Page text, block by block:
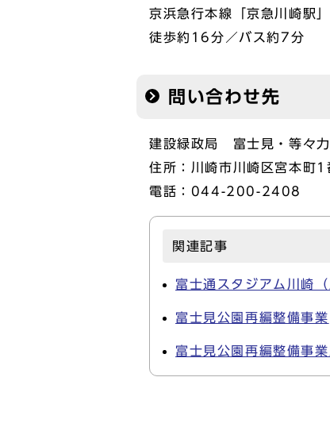
京浜急行本線「京急川崎駅」
徒歩約16分／バス約7分
問い合わせ先
建設緑政局 富士見・等々力
住所：川崎市川崎区宮本町
電話：044-200-2408
関連記事
富士通スタジアム川崎
富士見公園再編整備事業
富士見公園再編整備事